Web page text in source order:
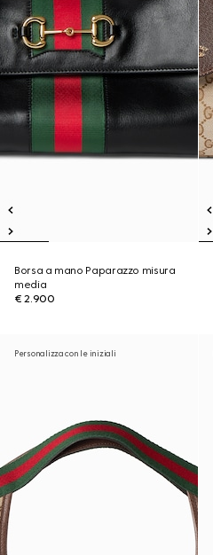
Borsa a mano Paparazzo misura
media
€ 2.900
Personalizza con le iniziali